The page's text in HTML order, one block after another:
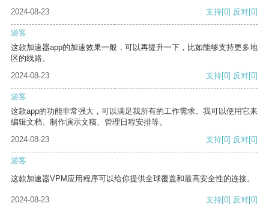
2024-08-23
支持[0] 反对[0]
游客
这款加速器app的加速效果一般，可以再提升一下，比如能够支持更多地
区的线路。
2024-08-23
支持[0] 反对[0]
游客
这款app的功能非常强大，可以满足我所有的工作需求。我可以使用它来
编辑文档、制作演示文稿、管理日程安排等。
2024-08-23
支持[0] 反对[0]
游客
这款加速器VPM应用程序可以给你提供全球覆盖和最高安全性的连接。
2024-08-23 支持[0] 反对[0]